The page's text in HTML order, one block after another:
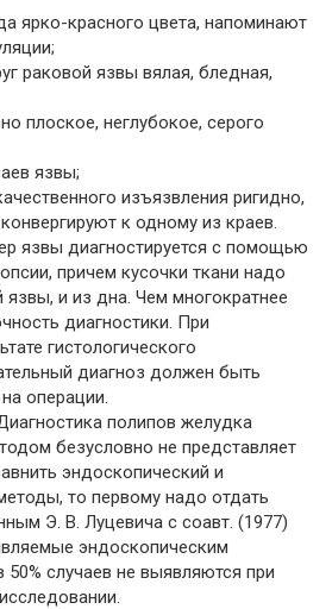
красного цвета, напоминают
раковой язвы вялая, бледная,
неглубокое, серого
язвы;
изъязвления ригидно,
к одному из краев.
язвы диагностируется с помощью
причем кусочки ткани надо
язвы, и из дна. Чем многократнее
диагностики. При
гистологического
диагноз должен быть
операции.
полипов желудка
безусловно не представляет
эндоскопический и
то первому надо отдать
Э. В. Луцевича с соавт. (1977)
эндоскопическим
случаев не выявляются при